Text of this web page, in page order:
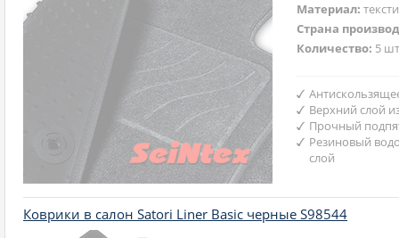
Материал:
Страна
Количество: 5
Верхний слой
Прочный
Резиновый
слой
Коврики в салон Satori Liner Basic черные S98544